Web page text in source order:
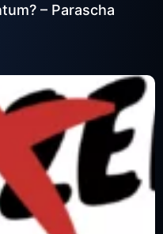
– Parascha